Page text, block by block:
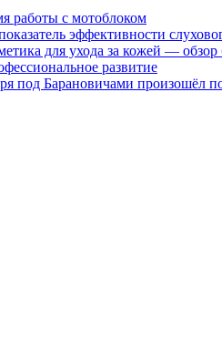
работы с мотоблоком
эффективности
для ухода за кожей — обзор
развитие
под Барановичами произошёл